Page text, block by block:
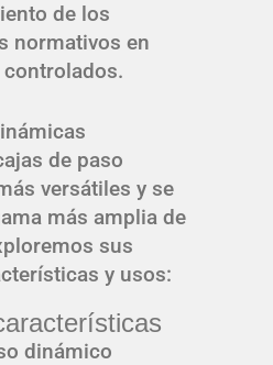
de los
normativos en
de paso
versátiles y se
más amplia de
sus
y usos:
dinámico